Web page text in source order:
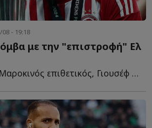
08 - 19:18
με την "επιστροφή" Ελ
Ο σπουδαίος Μαροκινός επιθετικός, Γιουσέφ Ελ Αραμπί, ε...